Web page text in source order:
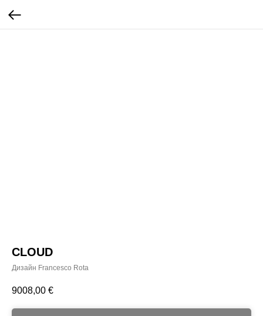
CLOUD
Дизайн Francesco Rota
9008,00 €